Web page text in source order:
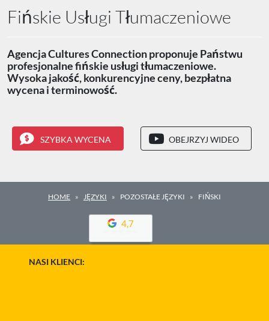
Fińskie Usługi Tłumaczeniowe
Agencja Cultures Connection proponuje Państwu
profesjonalne fińskie usługi tłumaczeniowe.
Wysoka jakość, konkurencyjne ceny, bezpłatna
wycena i terminowość.
SZYBKA WYCENA OBEJRZYJ WIDEO
HOME JĘZYKI POZOSTAŁE JĘZYKI FIŃSKI
4,7
NASI KLIENCI: